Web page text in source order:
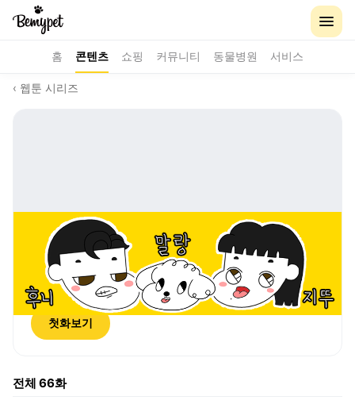
홈 콘텐츠 쇼핑 커뮤니티 동물병원 서비스
‹ 웹툰 시리즈
완결
훈수툰
아취· 총66화 · 조회5.8천
첫화보기
전체 66화